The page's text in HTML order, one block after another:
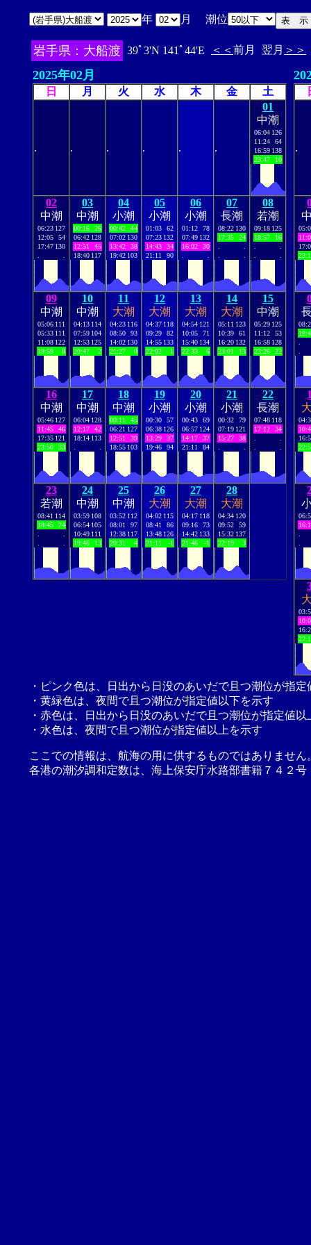
年 月 潮位
岩手県：大船渡 39ﾟ3'N 141ﾟ44'E ＜＜ 前月 翌月 ＞＞
2025年02月
日 月 火 水 木 金 土
. . . . . .
01
中潮
06:04 126
11:24
64
16:59 138
23:47
10
02
中潮
06:23 127
12:05
54
17:47 130
03
中潮
00:16
26
06:42 128
12:51
45
18:40 117
04
小潮
00:42
44
07:02 130
13:42
38
19:42 103
05
小潮
01:03
62
07:23 132
14:43
34
21:11
90
06
小潮
01:12
78
07:49 132
16:02
30
07
長潮
08:22 130
17:35
24
08
若潮
09:18 125
18:57
16
09
中潮
05:06 111
05:33 111
11:08 122
19:59
8
10
中潮
04:13 114
07:59 104
12:53 125
20:47
2
11
大潮
04:23 116
08:50
93
14:02 130
21:27
0
12
大潮
04:37 118
09:29
82
14:55 133
22:02
1
13
大潮
04:54 121
10:05
71
15:40 134
22:33
6
14
大潮
05:11 123
10:39
61
16:20 132
23:01
13
15
中潮
05:29 125
11:12
53
16:58 128
23:26
22
16
中潮
05:46 127
11:45
46
17:35 121
23:50
33
17
中潮
06:04 128
12:17
42
18:14 113
18
中潮
00:11
45
06:21 127
12:51
39
18:55 103
19
小潮
00:30
57
06:38 126
13:29
37
19:46
94
20
小潮
00:43
69
06:57 124
14:17
37
21:11
84
21
小潮
00:32
79
07:19 121
15:27
38
22
長潮
07:48 118
17:12
34
23
若潮
08:41 114
18:45
24
24
中潮
03:59 108
06:54 105
10:49 111
19:46
13
25
中潮
03:52 112
08:01
97
12:38 117
20:31
4
26
大潮
04:02 115
08:41
86
13:48 126
21:11
-1
27
大潮
04:17 118
09:16
73
14:42 133
21:46
-1
28
大潮
04:34 120
09:52
59
15:32 137
22:19
3
.
・ピンク色は、日出から日没のあいだで且つ潮位が指
・黄緑色は、夜間で且つ潮位が指定値以下を示す
・赤色は、日出から日没のあいだで且つ潮位が指定値以
・水色は、夜間で且つ潮位が指定値以上を示す
ここでの情報は、航海の用に供するものではありませ
各港の潮汐調和定数は、海上保安庁水路部書籍７４２